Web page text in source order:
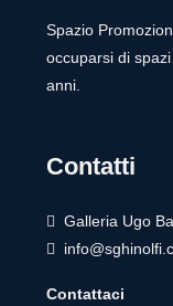
Spazio
occuparsi di
anni.
Contatti
Galleria Ugo
Contattaci